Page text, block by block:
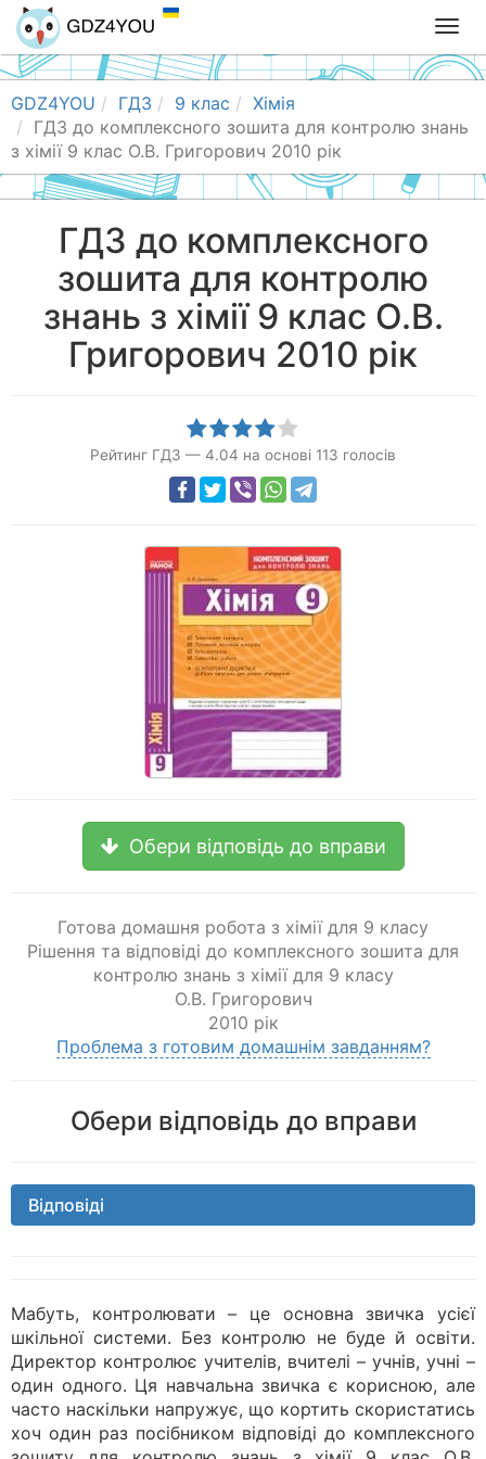
T
o
g
l
n
a
GDZ4YOU ГДЗ 9 клас
Хімія
ГДЗ до комплексного зошита для контролю знань
з хімії 9 клас О.В. Григорович 2010 рік
ГДЗ до комплексного
зошита для контролю
знань з хімії 9 клас О.В.
Григорович 2010 рік
Рейтинг ГДЗ — 4.04 на основі 113 голосів
Обери відповідь до вправи
Готова домашня робота з хімії для 9 класу
Рішення та відповіді до комплексного зошита для
контролю знань з хімії для 9 класу
О.В. Григорович
2010 рік
Проблема з готовим домашнім завданням?
Обери відповідь до вправи
Відповіді
Мабуть, контролювати – це основна звичка усієї
шкільної системи. Без контролю не буде й освіти.
Директор контролює учителів, вчителі – учнів, учні –
один одного. Ця навчальна звичка є корисною, але
часто наскільки напружує, що кортить скористатись
хоч один раз посібником відповіді до комплексного